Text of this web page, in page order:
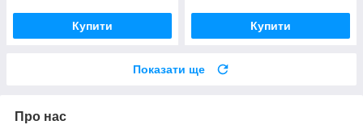
Купити Купити
Показати ще
Про нас